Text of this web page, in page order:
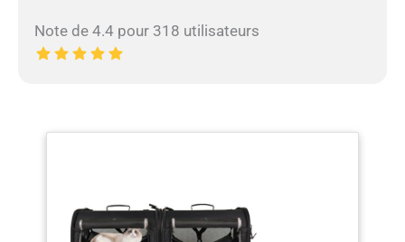
Note de 4.4 pour 318 utilisateurs